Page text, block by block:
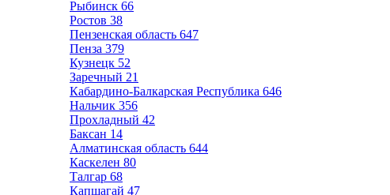
Рыбинск 66
Ростов 38
Пензенская область 647
Пенза 379
Кузнецк 52
Заречный 21
Кабардино-Балкарская Республика 646
Нальчик 356
Прохладный 42
Баксан 14
Алматинская область 644
Каскелен 80
Талгар 68
Капшагай 47